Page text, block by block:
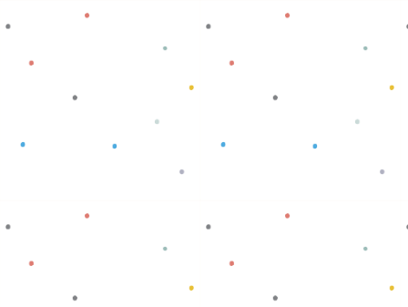
Baca selengkapnya